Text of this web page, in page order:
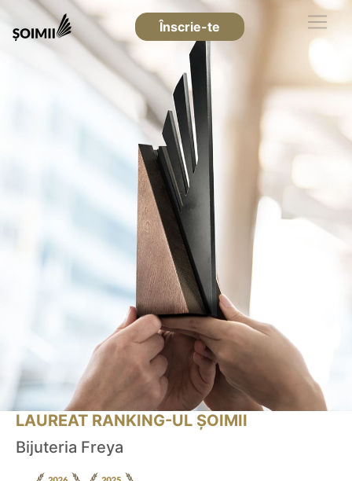
Înscrie-te
LAUREAT RANKING-UL ȘOIMII
Bijuteria Freya